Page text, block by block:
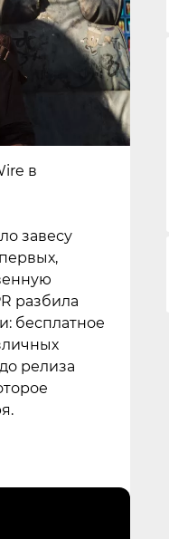
в
завесу
разбила
бесплатное
релиза